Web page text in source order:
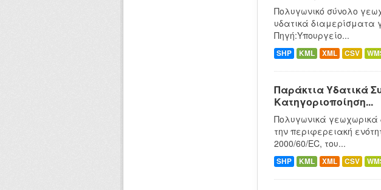
Πολυγωνικό σύνολο
υδατικά διαμερίσματα
Πηγή:Υπουργείο...
SHP KML XML CSV
Παράκτια Υδατικά
Κατηγοριοποίηση...
Πολυγωνικά γεωχωρικά
την περιφερειακή
2000/60/EC, του...
SHP KML XML CSV